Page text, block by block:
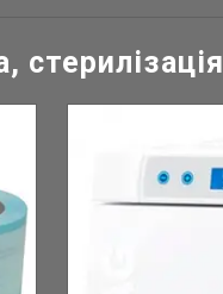
стерилізація